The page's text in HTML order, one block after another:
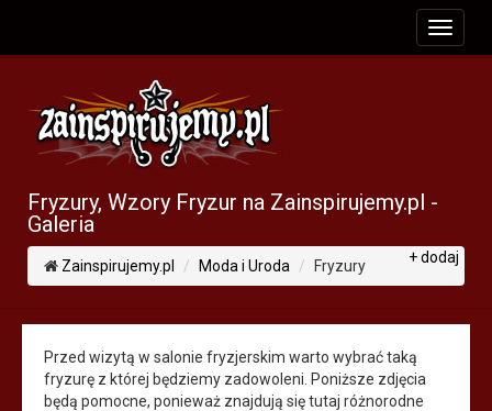
toggle
Fryzury, Wzory Fryzur na Zainspirujemy.pl -
Galeria
+ dodaj
Zainspirujemy.pl Moda i Uroda Fryzury
Przed wizytą w salonie fryzjerskim warto wybrać taką
fryzurę z której będziemy zadowoleni. Poniższe zdjęcia
będą pomocne, ponieważ znajdują się tutaj różnorodne